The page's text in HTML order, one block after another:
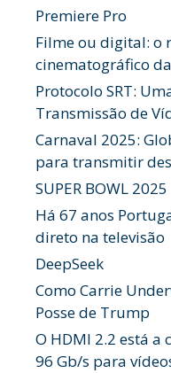
Premiere Pro
Filme ou digital: o
cinematográfico
Protocolo SRT:
Transmissão de
Carnaval 2025:
para transmitir
SUPER BOWL 2025
Há 67 anos
direto na televisão
DeepSeek
Como Carrie
Posse de Trump
O HDMI 2.2 está a
96 Gb/s para